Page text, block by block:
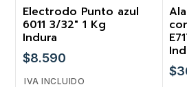
Electrodo Punto azul
6011 3/32" 1 Kg
Indura
$8.590
IVA INCLUIDO